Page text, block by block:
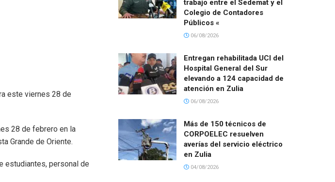
este viernes 28 de
28 de febrero en la
Grande de Oriente.
estudiantes, personal de
trabajo entre el Sedemat y el
Colegio de Contadores
Públicos «
06/08/2026
Entregan rehabilitada UCI del
Hospital General del Sur
elevando a 124 capacidad de
atención en Zulia
06/08/2026
Más de 150 técnicos de
CORPOELEC resuelven
averías del servicio eléctrico
en Zulia
04/08/2026